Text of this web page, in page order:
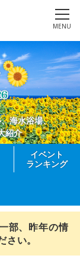
MENU
海水浴場、
紹介
イベント
ランキング
部、昨年の情
い。